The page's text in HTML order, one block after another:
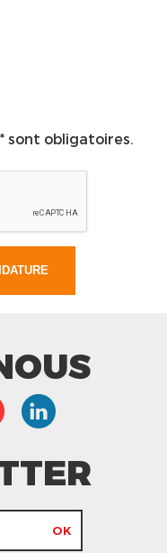
sont obligatoires.